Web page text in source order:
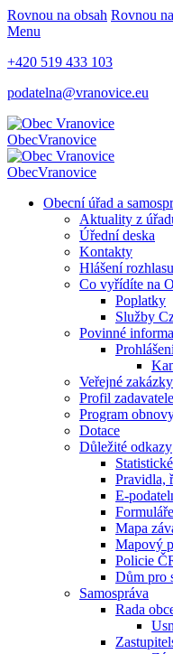
Rovnou na obsah Rovnou
Menu
+420 519 433 103
podatelna@vranovice.eu
ObecVranovice
ObecVranovice
Obecní úřad a
Aktuality z
Úřední deska
Kontakty
Hlášení rozhlasu
Co vyřídíte na
Poplatky
Služby
Povinné
Veřejné zakázky
Profil zadavatele
Program
Dotace
Důležité odkazy
Pravidla,
E-
Formuláře
Mapa
Mapový
Policie
Dům pro
Samospráva
Rada